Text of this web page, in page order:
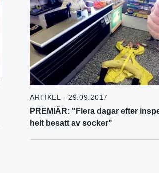
ARTIKEL - 29.09.2017
PREMIÄR: "Flera dagar efter
helt besatt av socker"